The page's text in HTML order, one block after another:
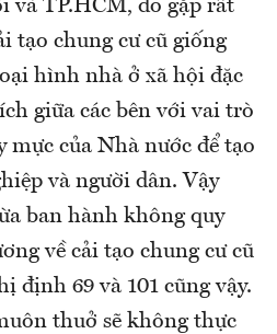
và TP.HCM, do gặp rất
tạo chung cư cũ giống
hình nhà ở xã hội đặc
giữa các bên với vai trò
mực của Nhà nước để tạo
và người dân. Vậy
ban hành không quy
về cải tạo chung cư cũ
định 69 và 101 cũng vậy.
thuở sẽ không thực